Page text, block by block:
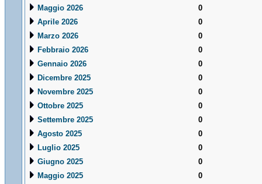
Maggio 2026
0
Aprile 2026
0
Marzo 2026
0
Febbraio 2026
0
Gennaio 2026
0
Dicembre 2025
0
Novembre 2025
0
Ottobre 2025
0
Settembre 2025
0
Agosto 2025
0
Luglio 2025
0
Giugno 2025
0
Maggio 2025
0